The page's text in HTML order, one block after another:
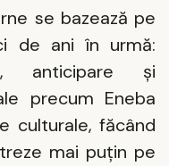
se bazează pe
de ani în urmă:
anticipare și
precum Eneba
culturale, făcând
mai puțin pe